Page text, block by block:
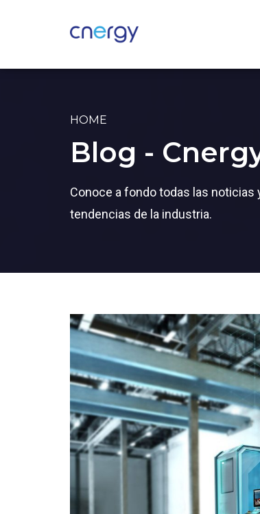
HOME
Blog -
Conoce a fondo todas las noticias
tendencias de la industria.